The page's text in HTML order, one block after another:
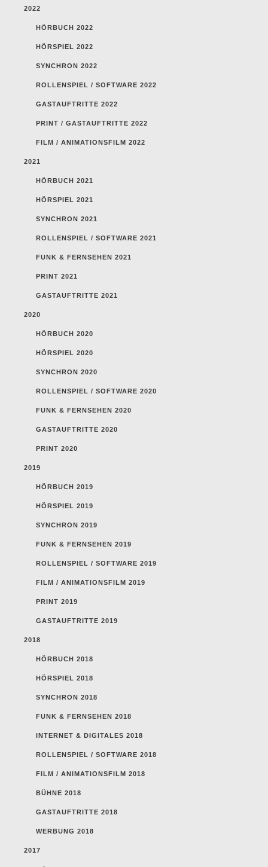
2022
HÖRBUCH 2022
HÖRSPIEL 2022
SYNCHRON 2022
ROLLENSPIEL / SOFTWARE 2022
GASTAUFTRITTE 2022
PRINT / GASTAUFTRITTE 2022
FILM / ANIMATIONSFILM 2022
2021
HÖRBUCH 2021
HÖRSPIEL 2021
SYNCHRON 2021
ROLLENSPIEL / SOFTWARE 2021
FUNK & FERNSEHEN 2021
PRINT 2021
GASTAUFTRITTE 2021
2020
HÖRBUCH 2020
HÖRSPIEL 2020
SYNCHRON 2020
ROLLENSPIEL / SOFTWARE 2020
FUNK & FERNSEHEN 2020
GASTAUFTRITTE 2020
PRINT 2020
2019
HÖRBUCH 2019
HÖRSPIEL 2019
SYNCHRON 2019
FUNK & FERNSEHEN 2019
ROLLENSPIEL / SOFTWARE 2019
FILM / ANIMATIONSFILM 2019
PRINT 2019
GASTAUFTRITTE 2019
2018
HÖRBUCH 2018
HÖRSPIEL 2018
SYNCHRON 2018
FUNK & FERNSEHEN 2018
INTERNET & DIGITALES 2018
ROLLENSPIEL / SOFTWARE 2018
FILM / ANIMATIONSFILM 2018
BÜHNE 2018
GASTAUFTRITTE 2018
WERBUNG 2018
2017